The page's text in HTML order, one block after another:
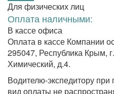
Для физических лиц
Оплата наличными:
В кассе офиса
Оплата в кассе Компании
295047, Республика Крым,
Химический, д.4.
Водителю-экспедитору при
вид оплаты не